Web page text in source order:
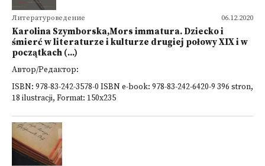
06.12.2020
Литературоведение
Karolina Szymborska,Mors immatura. Dziecko i
śmierć w literaturze i kulturze drugiej połowy XIX i w
początkach (...)
Автор/Редактор:
ISBN: 978-83-242-3578-0 ISBN e-book: 978-83-242-6420-9 396 stron,
18 ilustracji, Format: 150x235